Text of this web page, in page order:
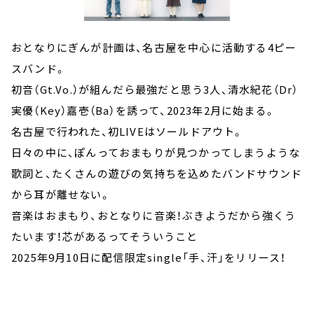
おとなりにぎんが計画は、名古屋を中心に活動する4ピー
スバンド。
初音（Gt.Vo.）が組んだら最強だと思う3人、清水紀花（Dr）
実優（Key）嘉壱（Ba）を誘って、2023年2月に始まる。
名古屋で行われた、初LIVEはソールドアウト。
日々の中に、ぽんっておまもりが見つかってしまうような
歌詞と、たくさんの遊びの気持ちを込めたバンドサウンド
から耳が離せない。
音楽はおまもり、おとなりに音楽！ぶきようだから強くう
たいます！芯があるってそういうこと
2025年9月10日に配信限定single「手、汗」をリリース！